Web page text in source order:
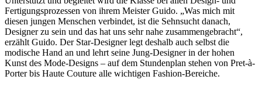
Fertigungsprozessen von ihrem Meister Guido. „Was mich mit
diesen jungen Menschen verbindet, ist die Sehnsucht danach,
Designer zu sein und das hat uns sehr nahe zusammengebracht“,
erzählt Guido. Der Star-Designer legt deshalb auch selbst die
modische Hand an und lehrt seine Jung-Designer in der hohen
Kunst des Mode-Designs – auf dem Stundenplan stehen von Pret-à-
Porter bis Haute Couture alle wichtigen Fashion-Bereiche.